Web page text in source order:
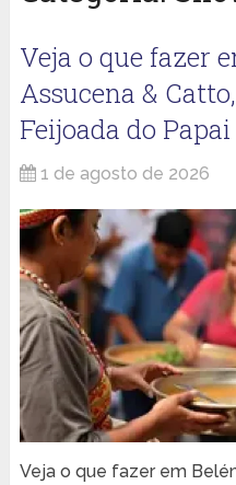
Veja o que fazer
Assucena &
Feijoada do Papai
1 de agosto de 2026
Veja o que fazer em